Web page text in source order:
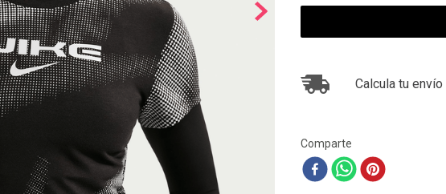
Calcula tu envío
Comparte